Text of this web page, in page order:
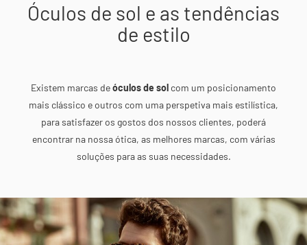
Óculos de sol e as tendências
de estilo
Existem marcas deóculos de sol com um posicionamento
mais clássico e outros com uma perspetiva mais estilística,
para satisfazer os gostos dos nossos clientes, poderá
encontrar na nossa ótica, as melhores marcas, com várias
soluções para as suas necessidades.